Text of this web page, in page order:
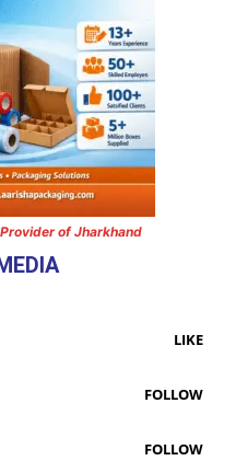
of Jharkhand
LIKE
FOLLOW
FOLLOW